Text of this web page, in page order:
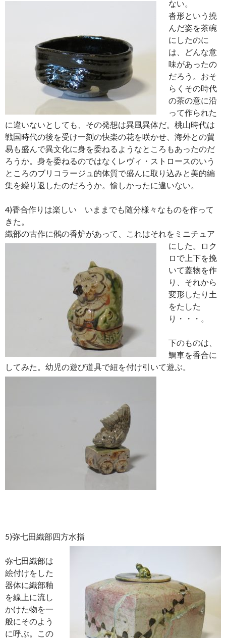
ない。
沓形という撓
んだ姿を茶碗
にしたのに
は、どんな意
味があったの
だろう。おそ
らくその時代
の茶の意に沿
って作られた
に違いないとしても、その発想は異風異体だ。桃山時代は
戦国時代の後を受け一刻の快楽の花を咲かせ、海外との貿
易も盛んで異文化に身を委ねるようなところもあったのだ
ろうか。身を委ねるのではなくレヴィ・ストロースのいう
ところのブリコラージュ的体質で盛んに取り込みと美的編
集を繰り返したのだろうか。愉しかったに違いない。
4)香合作りは楽しい いままでも随分様々なものを作って
きた。
織部の古作に鵂の香炉があって、
これはそれをミニチュア
にした。ロク
ロで上下を挽
いて蓋物を作
り、それから
変形したり土
をたした
り・・・。
下のものは、
鯛車を香合に
してみた。幼児の遊び道具で紐を付け引いて遊ぶ。
5)弥七田織部四方水指
弥七田織部は
絵付けをした
器体に織部釉
を線上に流し
かけた物を一
般にそのよう
に呼ぶ。この